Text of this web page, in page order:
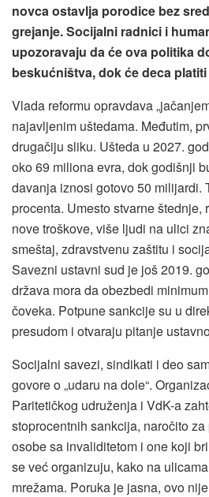
novca ostavlja porodice bez
grejanje. Socijalni radnici i
upozoravaju da će ova politika
beskućništva, dok će deca
Vlada reformu opravdava
najavljenim uštedama. Međutim,
drugačiju sliku. Ušteda u 2027.
oko 69 miliona evra, dok godišnji
davanja iznosi gotovo 50 milijardi.
procenta. Umesto stvarne štednje,
nove troškove, više ljudi na ulici
smeštaj, zdravstvenu zaštitu i
Savezni ustavni sud je još 2019.
država mora da obezbedi
čoveka. Potpune sankcije su u
presudom i otvaraju pitanje
Socijalni savezi, sindikati i deo
govore o „udaru na dole“.
Paritetičkog udruženja i VdK-a
stoprocentnih sankcija, naročito
osobe sa invaliditetom i one koji
se već organizuju, kako na
mrežama. Poruka je jasna, ovo